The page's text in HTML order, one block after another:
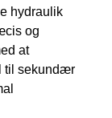
hydraulik
og
at
til sekundær